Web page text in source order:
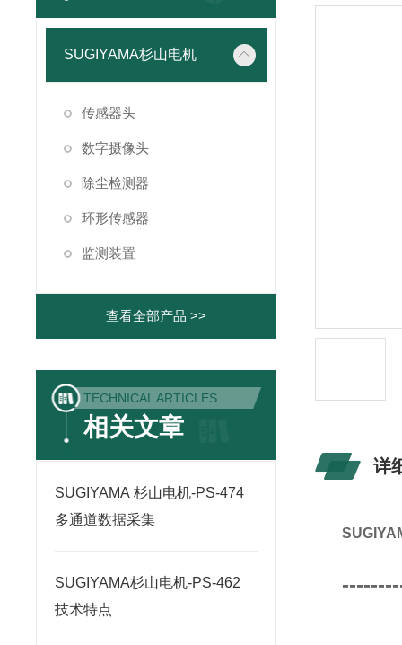
SUGIYAMA杉山电机
传感器头
数字摄像头
除尘检测器
环形传感器
监测装置
查看全部产品 >>
TECHNICAL ARTICLES
相关文章
SUGIYAMA 杉山电机-PS-474
多通道数据采集
SUGIYAMA杉山电机-PS-462
技术特点
详